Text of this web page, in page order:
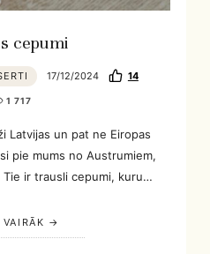
cepumi
17/12/2024 14
1 717
Latvijas un pat ne Eiropas
pie mums no Austrumiem,
Tie ir trausli cepumi, kuru…